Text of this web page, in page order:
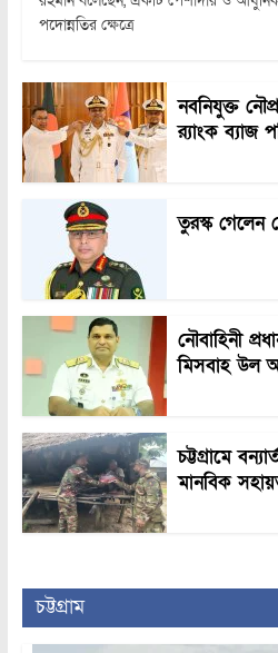
পদোন্নতির ক্ষেত্রে
নবনিযুক্ত
র‍্যাংক ব্যাজ
তুরস্ক গেলেন
নৌবাহিনী
মিসবাহ উল
চট্টগ্রামে
মানবিক
চট্টগ্রাম